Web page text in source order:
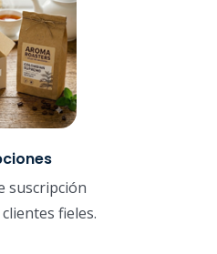
suscripción
fieles.